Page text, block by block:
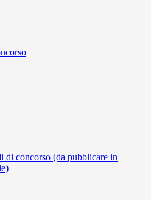
di concorso (da pubblicare in